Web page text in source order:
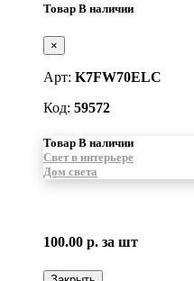
Товар В наличии
×
Арт: K7FW70ELC
Код: 59572
Товар В наличии
Свет в интерьере
Дом света
100.00 р. за шт